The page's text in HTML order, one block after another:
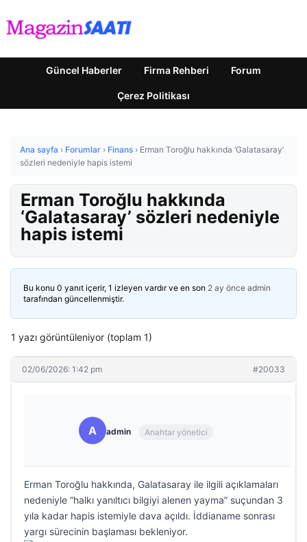
Güncel Haberler Firma Rehberi Forum
Çerez Politikası
Ana sayfa › Forumlar › Finans › Erman Toroğlu hakkında ‘Galatasaray’
sözleri nedeniyle hapis istemi
Erman Toroğlu hakkında
‘Galatasaray’ sözleri nedeniyle
hapis istemi
Bu konu 0 yanıt içerir, 1 izleyen vardır ve en son 2 ay önce admin
tarafından güncellenmiştir.
1 yazı görüntüleniyor (toplam 1)
02/06/2026: 1:42 pm #20033
A admin Anahtar yönetici
Erman Toroğlu hakkında, Galatasaray ile ilgili açıklamaları
nedeniyle “halkı yanıltıcı bilgiyi alenen yayma” suçundan 3
yıla kadar hapis istemiyle dava açıldı. İddianame sonrası
yargı sürecinin başlaması bekleniyor.